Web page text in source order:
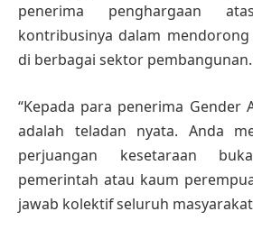
penerima penghargaan
kontribusinya dalam
di berbagai sektor pembangunan.
“Kepada para penerima Gender
adalah teladan nyata. Anda
perjuangan kesetaraan
pemerintah atau kaum
jawab kolektif seluruh